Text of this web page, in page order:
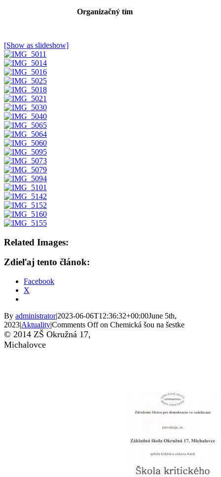
Organizačný tím
[Show as slideshow]
Related Images:
Zdieľaj tento článok:
Facebook
X
By administrator|2023-06-06T12:36:32+00:00June 5th,
2023|Aktuality|Comments Offon Chemická šou na šestke
© 2014 ZŠ Okružná 17,
Michalovce